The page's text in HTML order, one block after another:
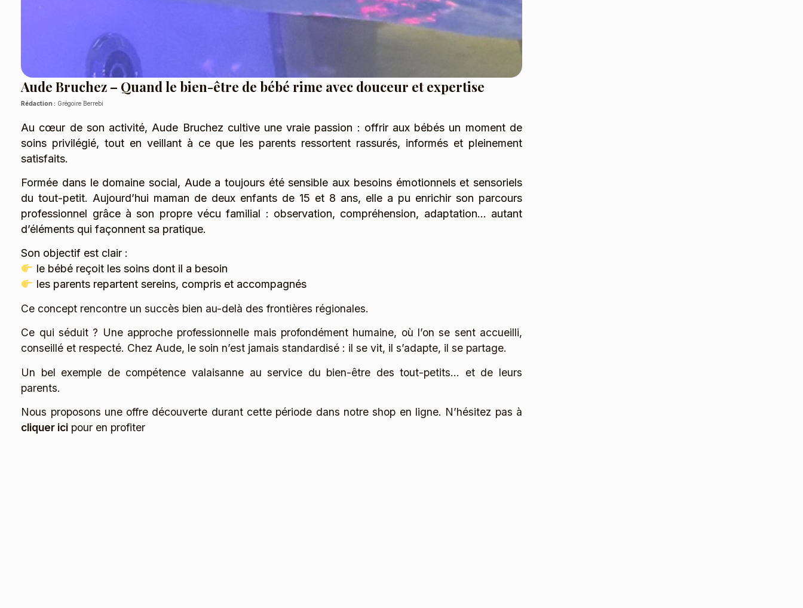
Aude Bruchez – Quand le bien-être de bébé rime avec douceur et expertise
Rédaction : Grégoire Berrebi
Au cœur de son activité, Aude Bruchez cultive une vraie passion : offrir aux bébés un moment de
soins privilégié, tout en veillant à ce que les parents ressortent rassurés, informés et pleinement
satisfaits.
Formée dans le domaine social, Aude a toujours été sensible aux besoins émotionnels et sensoriels
du tout-petit. Aujourd’hui maman de deux enfants de 15 et 8 ans, elle a pu enrichir son parcours
professionnel grâce à son propre vécu familial : observation, compréhension, adaptation… autant
d’éléments qui façonnent sa pratique.
Son objectif est clair :
le bébé reçoit les soins dont il a besoin
les parents repartent sereins, compris et accompagnés
Ce concept rencontre un succès bien au-delà des frontières régionales.
Ce qui séduit ? Une approche professionnelle mais profondément humaine, où l’on se sent accueilli,
conseillé et respecté. Chez Aude, le soin n’est jamais standardisé : il se vit, il s’adapte, il se partage.
Un bel exemple de compétence valaisanne au service du bien-être des tout-petits… et de leurs
parents.
Nous proposons une offre découverte durant cette période dans notre shop en ligne. N’hésitez pas à
cliquer ici pour en profiter